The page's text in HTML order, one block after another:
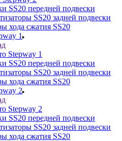
SS20 передней подвески
SS20 задней подвески
хода сжатия SS20
1
Stepway 1
SS20 передней подвески
SS20 задней подвески
хода сжатия SS20
2
Stepway 2
SS20 передней подвески
SS20 задней подвески
хода сжатия SS20